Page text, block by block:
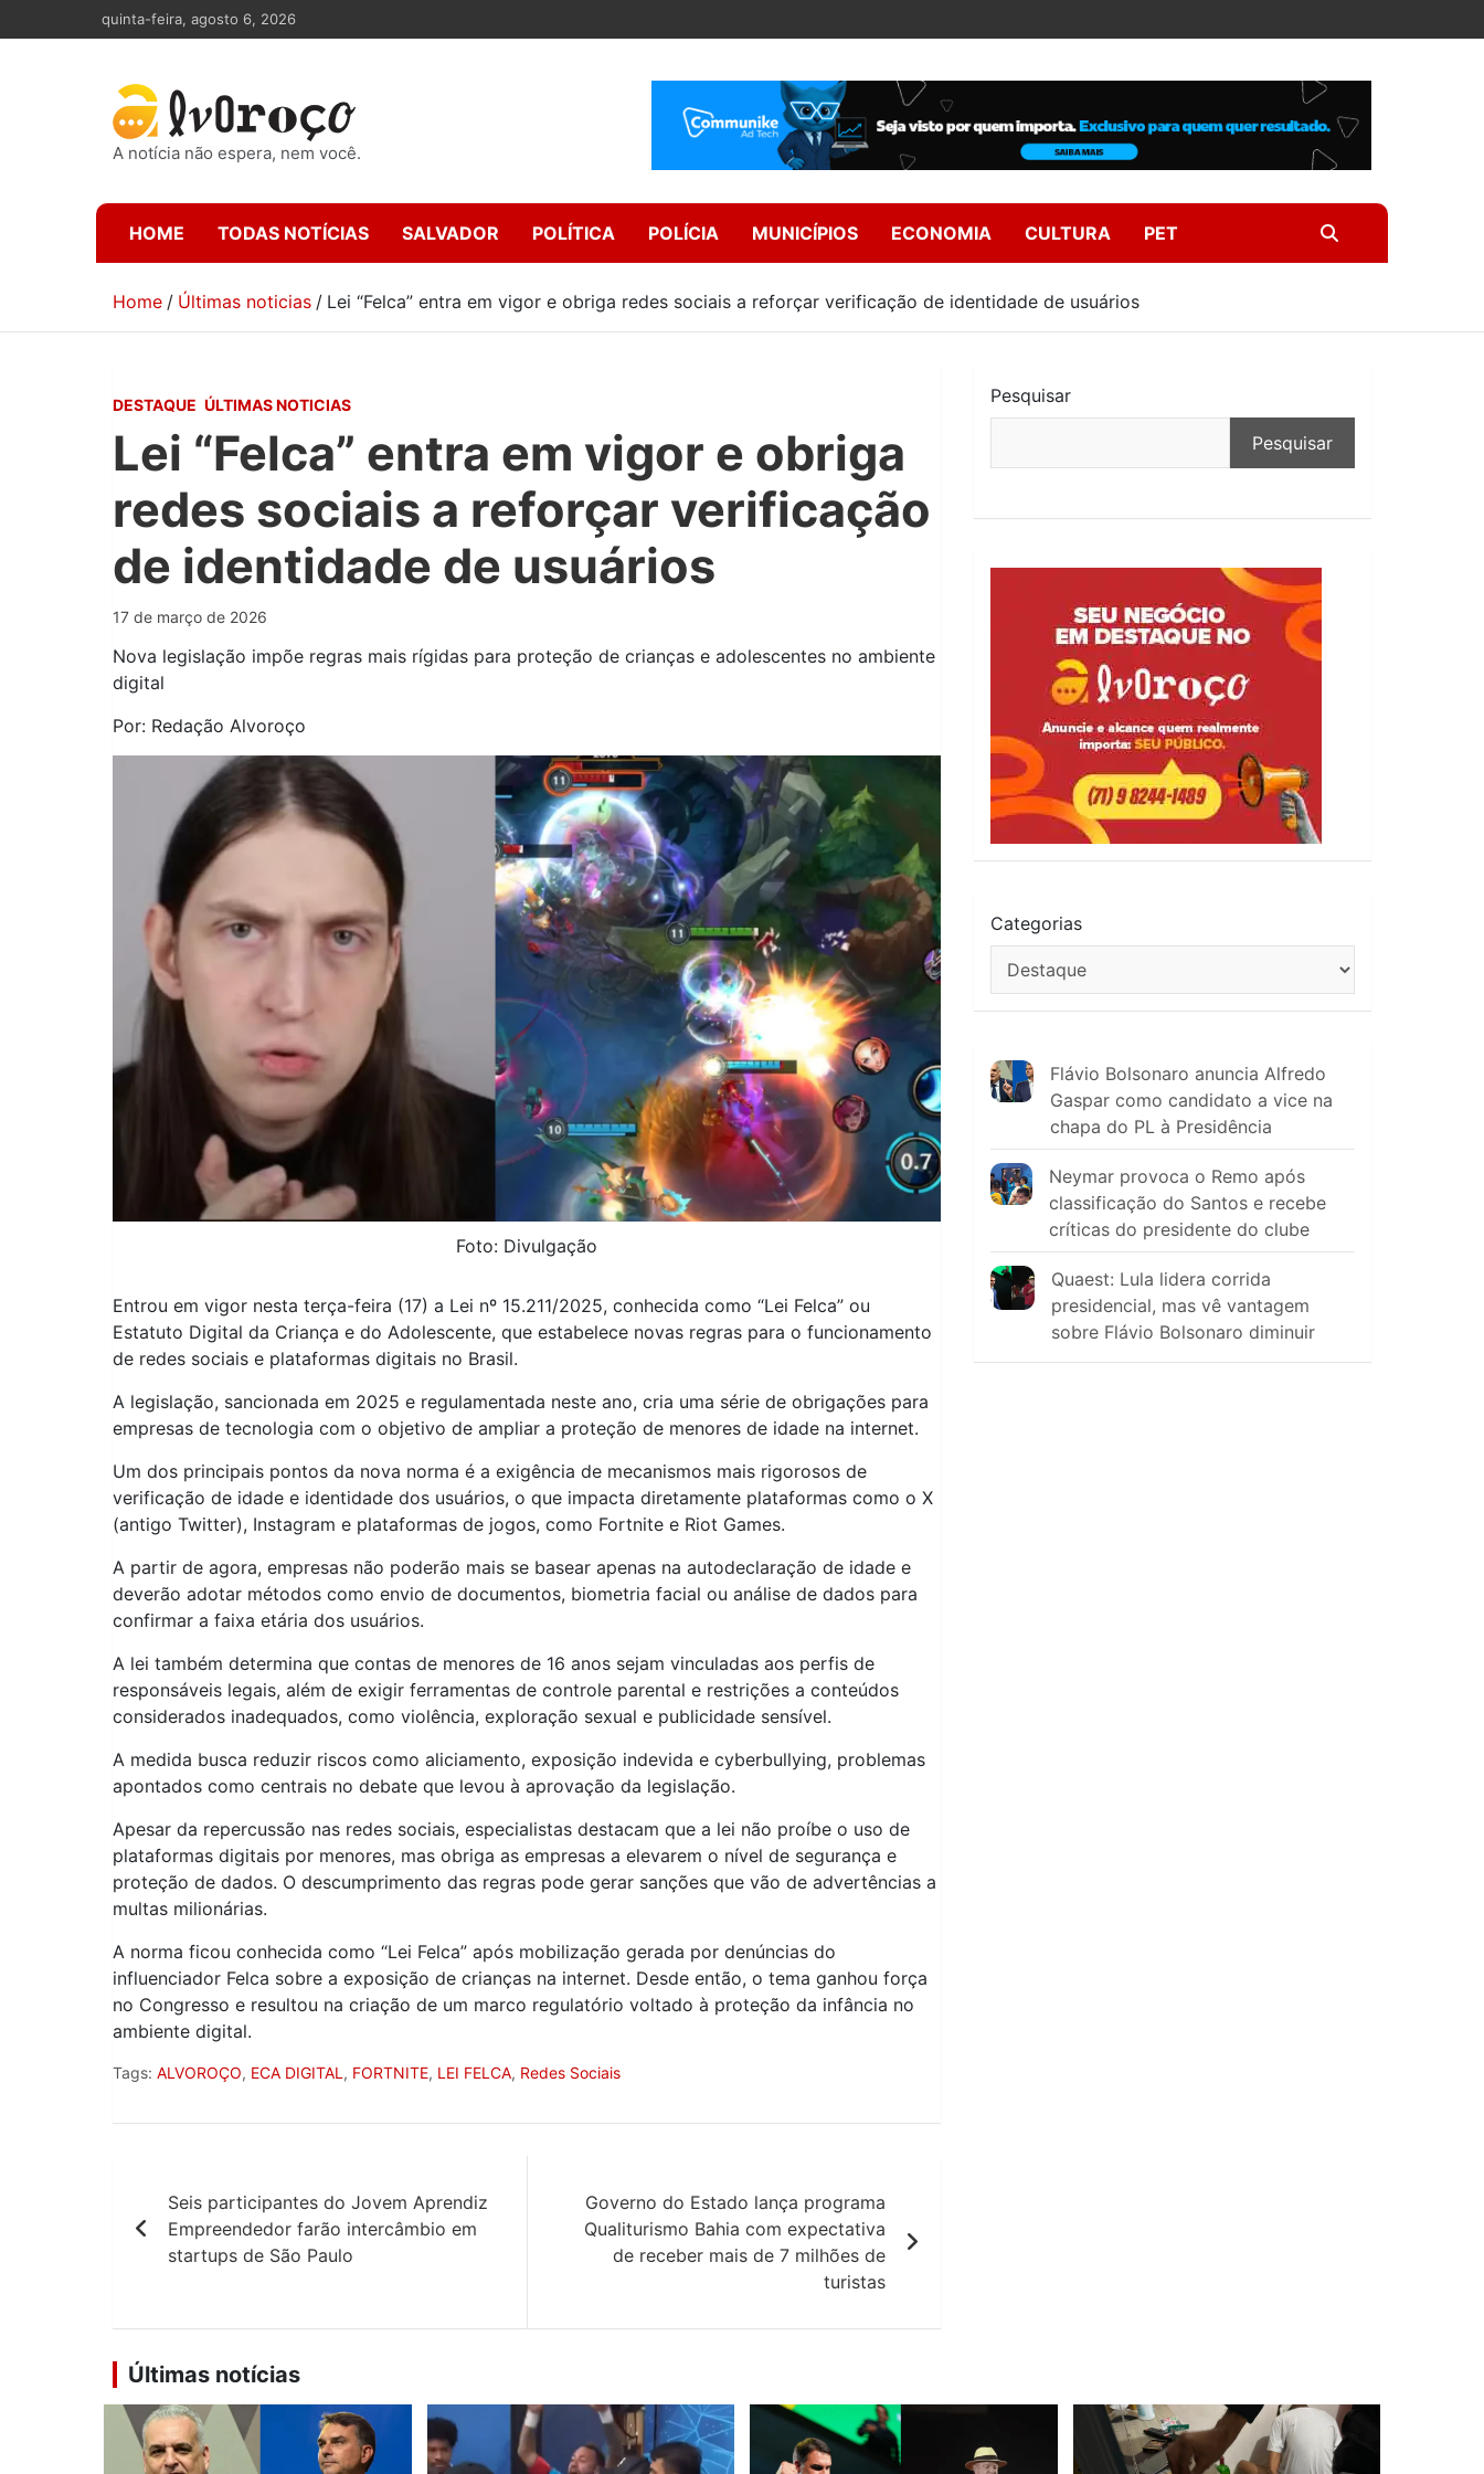
to
quinta-feira, agosto 6, 2026
A notícia não espera, nem você.
HOME TODAS NOTÍCIAS SALVADOR POLÍTICA POLÍCIA MUNICÍPIOS ECONOMIA CULTURA PET
Home Últimas noticias Lei “Felca” entra em vigor e obriga redes sociais a reforçar verificação de identidade de usuários
DESTAQUE ÚLTIMAS NOTICIAS
Lei “Felca” entra em vigor e obriga
redes sociais a reforçar verificação
de identidade de usuários
17 de março de 2026
Nova legislação impõe regras mais rígidas para proteção de crianças e adolescentes no ambiente
digital
Por: Redação Alvoroço
Foto: Divulgação
Entrou em vigor nesta terça-feira (17) a Lei nº 15.211/2025, conhecida como “Lei Felca” ou
Estatuto Digital da Criança e do Adolescente, que estabelece novas regras para o funcionamento
de redes sociais e plataformas digitais no Brasil.
A legislação, sancionada em 2025 e regulamentada neste ano, cria uma série de obrigações para
empresas de tecnologia com o objetivo de ampliar a proteção de menores de idade na internet.
Um dos principais pontos da nova norma é a exigência de mecanismos mais rigorosos de
verificação de idade e identidade dos usuários, o que impacta diretamente plataformas como o X
(antigo Twitter), Instagram e plataformas de jogos, como Fortnite e Riot Games.
A partir de agora, empresas não poderão mais se basear apenas na autodeclaração de idade e
deverão adotar métodos como envio de documentos, biometria facial ou análise de dados para
confirmar a faixa etária dos usuários.
A lei também determina que contas de menores de 16 anos sejam vinculadas aos perfis de
responsáveis legais, além de exigir ferramentas de controle parental e restrições a conteúdos
considerados inadequados, como violência, exploração sexual e publicidade sensível.
A medida busca reduzir riscos como aliciamento, exposição indevida e cyberbullying, problemas
apontados como centrais no debate que levou à aprovação da legislação.
Apesar da repercussão nas redes sociais, especialistas destacam que a lei não proíbe o uso de
plataformas digitais por menores, mas obriga as empresas a elevarem o nível de segurança e
proteção de dados. O descumprimento das regras pode gerar sanções que vão de advertências a
multas milionárias.
A norma ficou conhecida como “Lei Felca” após mobilização gerada por denúncias do
influenciador Felca sobre a exposição de crianças na internet. Desde então, o tema ganhou força
no Congresso e resultou na criação de um marco regulatório voltado à proteção da infância no
ambiente digital.
Tags: ALVOROÇO, ECA DIGITAL , FORTNITE, LEI FELCA, Redes Sociais
de
Post
Seis participantes do Jovem Aprendiz
Empreendedor farão intercâmbio em
startups de São Paulo
Governo do Estado lança programa
Qualiturismo Bahia com expectativa
de receber mais de 7 milhões de
turistas
Pesquisar
Pesquisar
Categorias
Flávio Bolsonaro anuncia Alfredo
Gaspar como candidato a vice na
chapa do PL à Presidência
Neymar provoca o Remo após
classificação do Santos e recebe
críticas do presidente do clube
Quaest: Lula lidera corrida
presidencial, mas vê vantagem
sobre Flávio Bolsonaro diminuir
Últimas notícias